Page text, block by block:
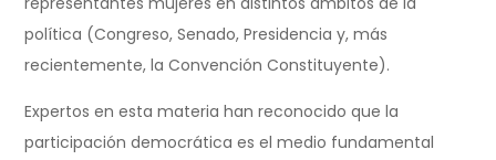
política (Congreso, Senado, Presidencia y, más
recientemente, la Convención Constituyente).
Expertos en esta materia han reconocido que la
participación democrática es el medio fundamental